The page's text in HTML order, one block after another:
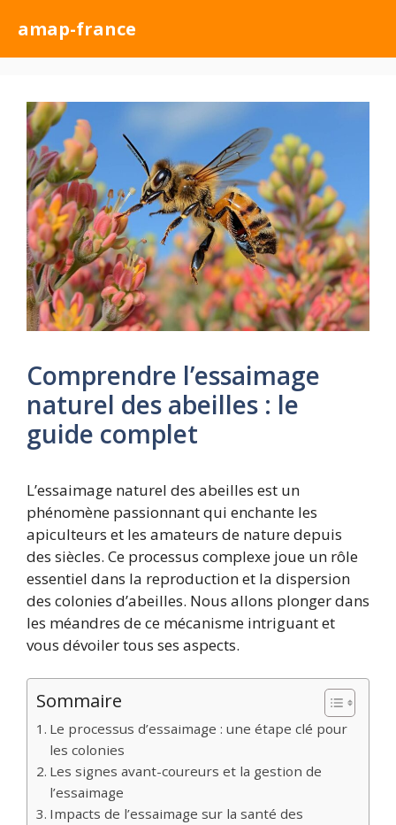
contenu
amap-france
Comprendre l’essaimage
naturel des abeilles : le
guide complet
L’essaimage naturel des abeilles est un
phénomène passionnant qui enchante les
apiculteurs et les amateurs de nature depuis
des siècles. Ce processus complexe joue un rôle
essentiel dans la reproduction et la dispersion
des colonies d’abeilles. Nous allons plonger dans
les méandres de ce mécanisme intriguant et
vous dévoiler tous ses aspects.
Sommaire
Le processus d’essaimage : une étape clé pour
les colonies
Les signes avant-coureurs et la gestion de
l’essaimage
Impacts de l’essaimage sur la santé des